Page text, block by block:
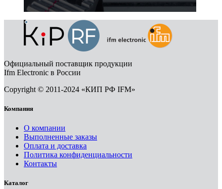
Официальный поставщик продукции
Ifm Electronic в России
Copyright © 2011-2024 «КИП РФ IFM»
Компания
О компании
Выполненные заказы
Оплата и доставка
Политика конфиденциальности
Контакты
Каталог